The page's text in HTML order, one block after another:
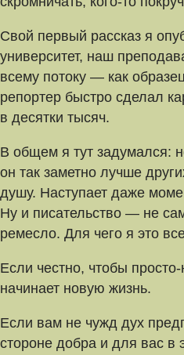
Свой первый рассказ я
университет, наш
всему потоку — как
репортер быстро сделал
в десятки тысяч.
В общем я тут задумался:
он так заметно лучше
душу. Наступает даже
Ну и писательство — не
ремесло. Для чего я это
Если честно, чтобы
начинает новую жизнь.
Если вам не чужд дух
стороне добра и для вас в